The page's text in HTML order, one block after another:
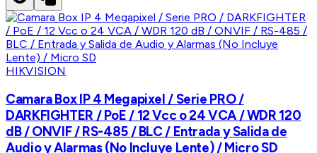
HIKVISION
Camara Box IP 4 Megapixel / Serie PRO /
DARKFIGHTER / PoE / 12 Vcc o 24 VCA / WDR 120
dB / ONVIF / RS-485 / BLC / Entrada y Salida de
Audio y Alarmas (No Incluye Lente) / Micro SD